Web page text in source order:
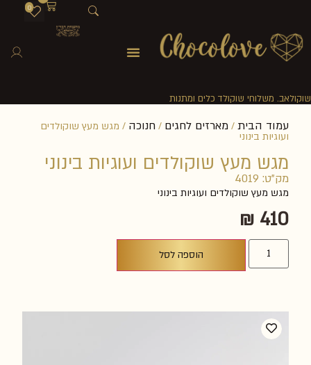
שוקולאב. משלוחי שוקולד כלים ומתנות
0
עמוד הבית / מארזים לחגים / חנוכה / מגש מעץ שוקולדים
ועוגיות בינוני
מגש מעץ שוקולדים ועוגיות בינוני
מק"ט: 4019
מגש מעץ שוקולדים ועוגיות בינוני
₪410
הוספה לסל